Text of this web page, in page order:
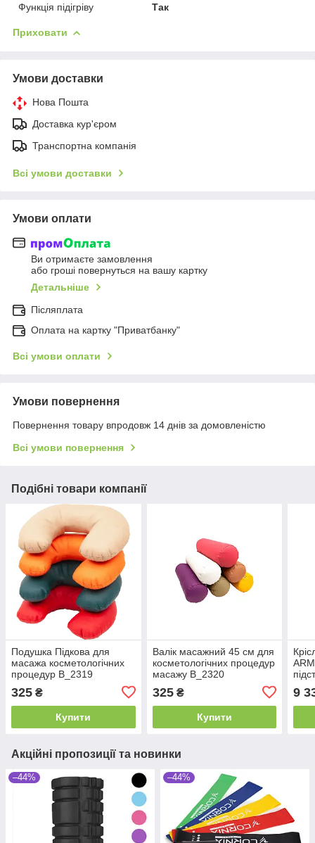
Функція підігріву Так
Приховати
Умови доставки
Нова Пошта
Доставка кур'єром
Транспортна компанія
Всі умови доставки
Умови оплати
Ви отримаєте замовлення
або гроші повернуться на вашу картку
Детальніше
Післяплата
Оплата на картку "Приватбанку"
Всі умови оплати
Умови повернення
Повернення товару впродовж 14 днів за домовленістю
Всі умови повернення
Подібні товари компанії
Подушка Підкова для
масажа косметологічних
процедур B_2319
325 ₴
Купити
Валік масажний 45 см для
косметологічних процедур
масажу B_2320
325₴
Купити
9
Акційні пропозиції та новинки
–44% –44%